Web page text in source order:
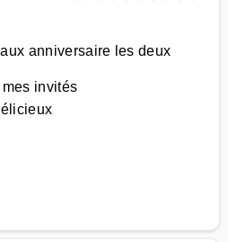
anniversaire les deux
invités